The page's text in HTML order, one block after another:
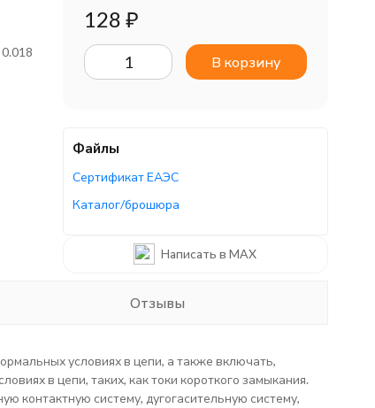
128 ₽
В корзину
Файлы
Сертификат ЕАЭС
Каталог/брошюра
Написать в MAX
Отзывы
условиях в цепи, а также включать,
в цепи, таких, как токи короткого замыкания.
контактную систему, дугогасительную систему,